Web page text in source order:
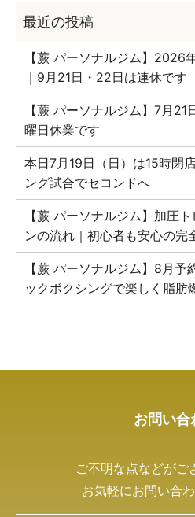
【蕨 パーソナルジム】2026
｜9月21日・22日は連休です
【蕨 パーソナルジム】7月
曜日休業です
本日7月19日（日）は15時閉
ング試合でセコンドへ
【蕨 パーソナルジム】加圧
ンの流れ｜初心者も安心の完
【蕨 パーソナルジム】8月
ックボクシングで楽しく脂肪
お問い合
ご不明な点などがご
お気軽にお問い合わ